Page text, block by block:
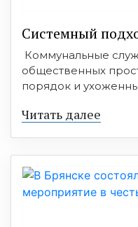
Системный
Коммунальные
общественных
порядок и
Читать далее